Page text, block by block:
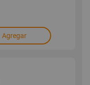
Agregar